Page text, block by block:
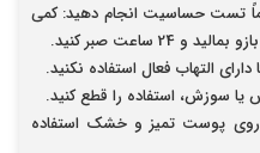
تست حساسیت انجام دهید: کمی
ساعت صبر کنید.
التهاب فعال استفاده نکنید.
سوزش، استفاده را قطع کنید.
روی پوست تمیز و خشک استفاده